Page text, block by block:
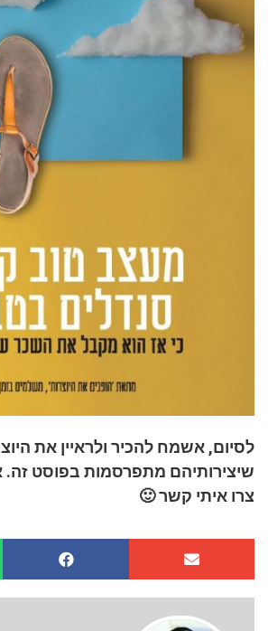
לסיום, אשמח להכיר ולראיין את
שיצירותיהם מתפרסמות בפוסט
צרו איתי קשר 🙂